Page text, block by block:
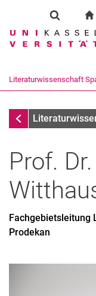
Suchbegriff
Literaturwissenschaft
Fachgebiete
Forschungsinteressen
Werdegang
Prof. Dr.
Fachgebietsleitung
Prodekan